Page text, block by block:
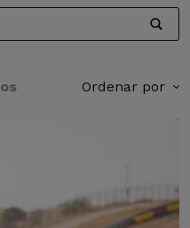
Ordenar por